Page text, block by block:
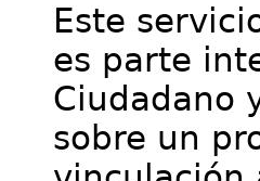
Este
es parte
Ciudadano
sobre un